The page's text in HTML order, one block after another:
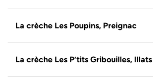
La crèche Les Poupins, Preignac
La crèche Les P’tits Gribouilles, Illats